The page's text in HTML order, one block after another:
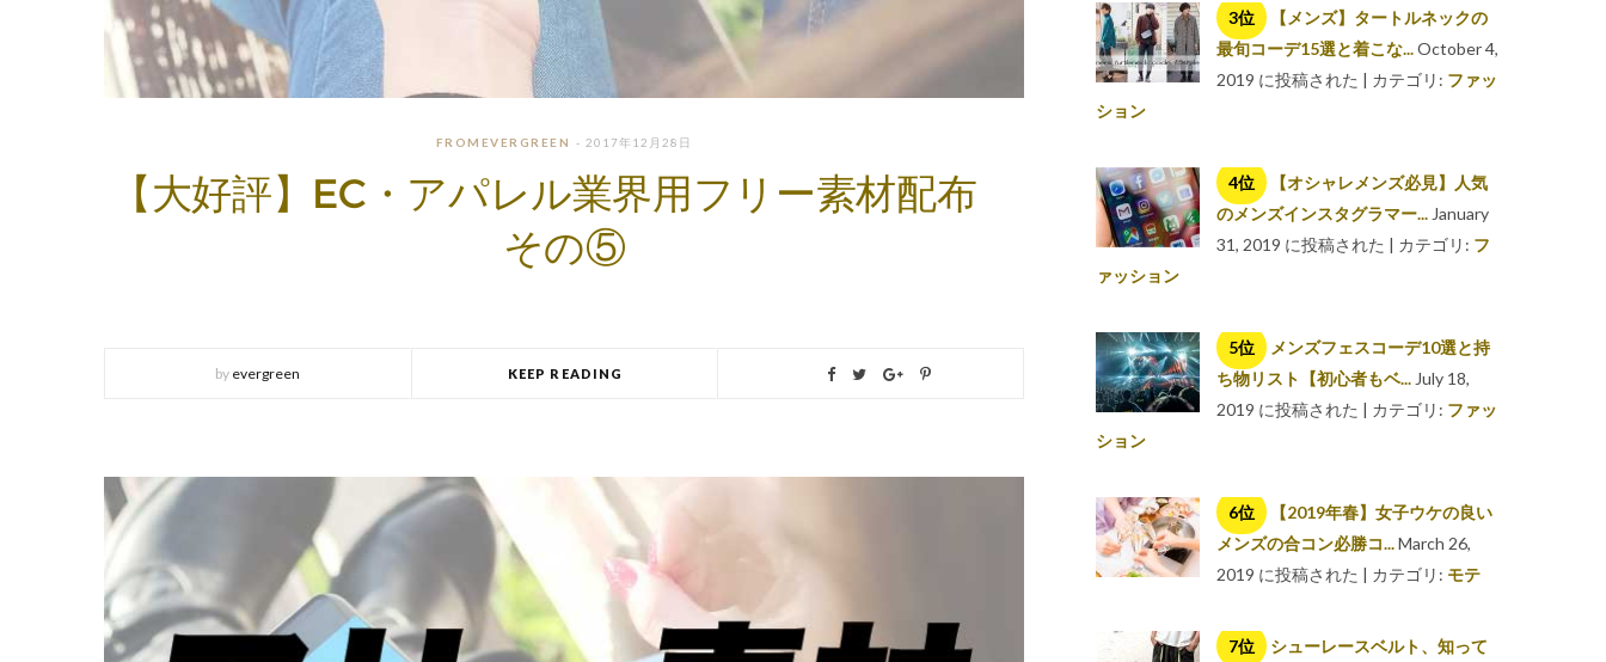
FROMEVERGREEN 2017年12月28日
【大好評】EC・アパレル業界用フリー素材配布
その⑤
by evergreen KEEP READING
【メンズ】タートルネックの
最旬コーデ15選と着こな...October 4,
2019 に投稿された | カテゴリ: ファッ
ション
【オシャレメンズ必見】人気
のメンズインスタグラマー... January
31, 2019 に投稿された | カテゴリ: フ
ァッション
メンズフェスコーデ10選と持
ち物リスト【初心者もベ... July 18,
2019 に投稿された | カテゴリ: ファッ
ション
【2019年春】女子ウケの良い
メンズの合コン必勝コ...March 26,
2019 に投稿された | カテゴリ: モテ
シューレースベルト、知って